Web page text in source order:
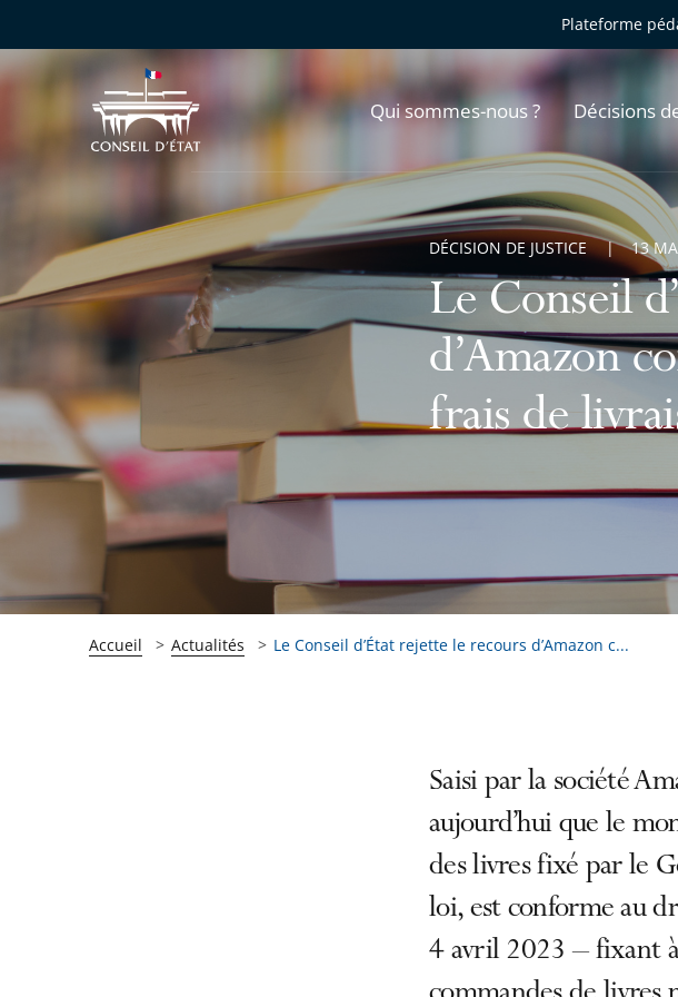
Plateforme
Qui sommes-nous ? Décisions
Le Conseil
d’Amazon
frais de
DÉCISION DE JUSTICE 13
Accueil Actualités Le Conseil d’État rejette le recours d’Amazon c...
Saisi par la société
aujourd’hui que le
des livres fixé par le
loi, est conforme au
4 avril 2023 – fixant